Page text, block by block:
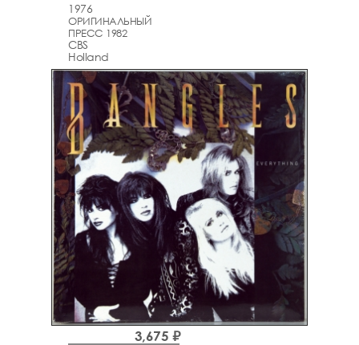
1976
ОРИГИНАЛЬНЫЙ
ПРЕСС 1982
CBS
Holland
3,675 ₽